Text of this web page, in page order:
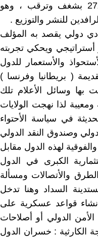
الأقتصادي للأمم لجون بيركينز" وألتهمتُ صفحاتهِ ال272 بشغف وترقب ، وهو
دولي يقصد به المؤلف
ويحكي تجربته
والأستعمار للدول
( بريطانيا وفرنسا )
بها وسائل الأعلام تلك
لذا نهجت الولايات
في سياسة الأحتواء
وصندوق النقد الدولي
لهذه الدول مقابل
الكبرى في الدول
والأتصالات ومسألة
السداد وهنا تدخل
أنشاء قواعد عسكرية على
الدولي أو أصلاحات
الكارثية : خسران الدول